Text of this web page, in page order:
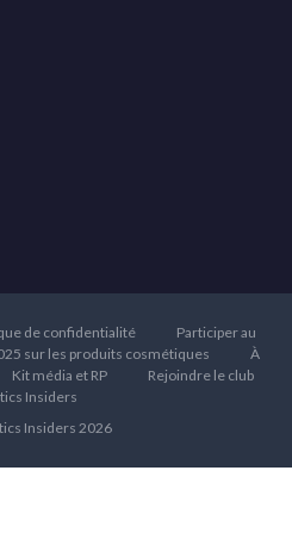
de confidentialité
Participer au
sur les produits cosmétiques
À
Kit média et RP
Rejoindre le club
Insiders
Insiders 2026